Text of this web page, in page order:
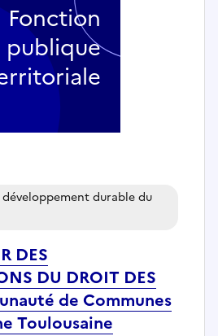
DES
DU DROIT DES
de Communes
Toulousaine
durable du
Fonction
publique